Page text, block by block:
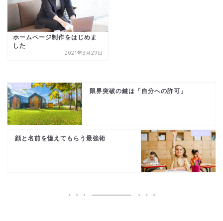
ホームページ制作をはじめま
した
2021年3月29日
限界突破の鍵は「自分への許可」
顔と名前を憶えてもらう最強術